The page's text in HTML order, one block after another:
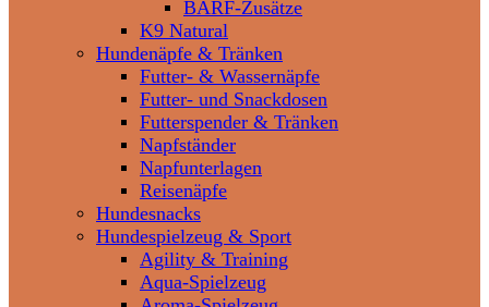
BARF-Zusätze
K9 Natural
Hundenäpfe & Tränken
Futter- & Wassernäpfe
Futter- und Snackdosen
Futterspender & Tränken
Napfständer
Napfunterlagen
Reisenäpfe
Hundesnacks
Hundespielzeug & Sport
Agility & Training
Aqua-Spielzeug